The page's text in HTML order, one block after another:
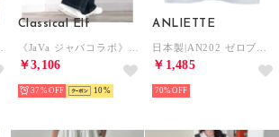
Classical Elf
￥3,106
37% 10
ANLIETTE
￥1,485
70%